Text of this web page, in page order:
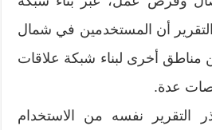
أن المستخدمين في شمال
مناطق أخرى لبناء شبكة علاقات
عدة.
التقرير نفسه من الاستخدام